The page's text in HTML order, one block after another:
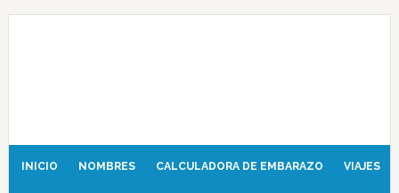
INICIO NOMBRES CALCULADORA DE EMBARAZO VIAJES